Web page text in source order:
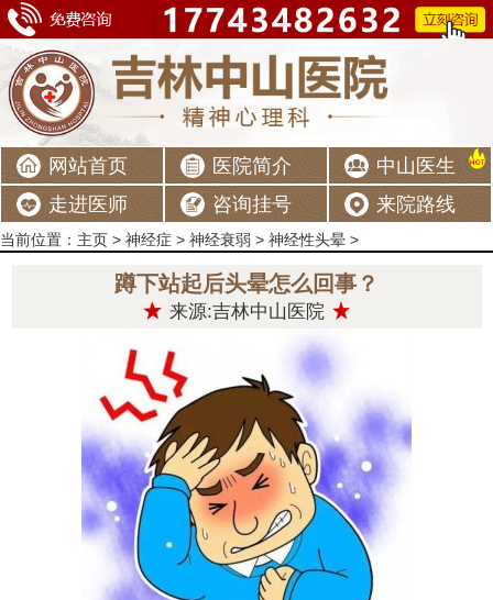
网站首页 医院简介
中山医生
走进医师
咨询挂号 来院路线
当前位置： 主页 > 神经症 > 神经衰弱 > 神经性头晕 >
蹲下站起后头晕怎么回事？
来源:吉林中山医院